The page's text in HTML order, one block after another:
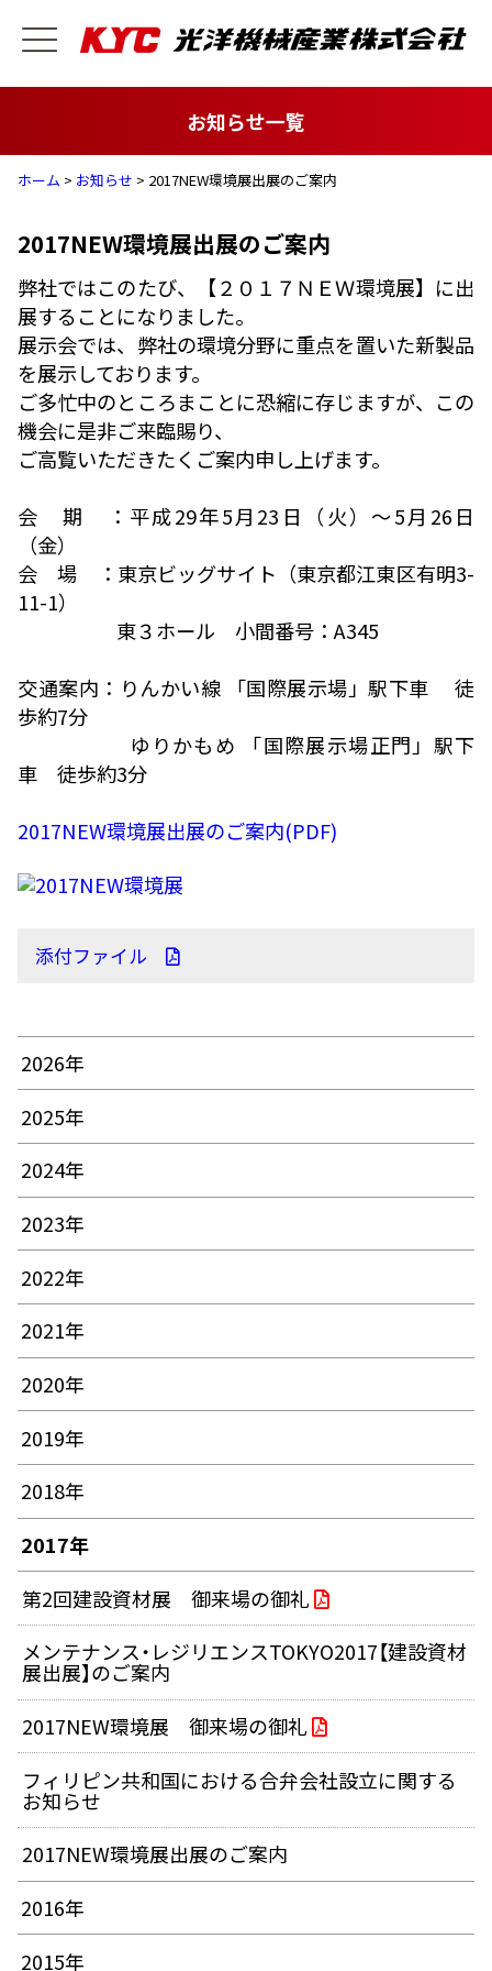
お知らせ一覧
ホーム > お知らせ > 2017NEW環境展出展のご案内
2017NEW環境展出展のご案内
弊社ではこのたび、【２０１７ＮＥＷ環境展】に出
展することになりました。
展示会では、弊社の環境分野に重点を置いた新製品
を展示しております。
ご多忙中のところまことに恐縮に存じますが、この
機会に是非ご来臨賜り、
ご高覧いただきたくご案内申し上げます。
会 期 ：平成29年5月23日（火）～5月26日
（金）
会 場 ：東京ビッグサイト（東京都江東区有明3-
11-1）
東３ホール 小間番号：A345
交通案内：りんかい線 「国際展示場」駅下車 徒
歩約7分
ゆりかもめ 「国際展示場正門」駅下
車 徒歩約3分
2017NEW環境展出展のご案内(PDF)
添付ファイル
2026年
2025年
2024年
2023年
2022年
2021年
2020年
2019年
2018年
2017年
第2回建設資材展 御来場の御礼
メンテナンス・レジリエンスTOKYO2017【建設資材
展出展】のご案内
2017NEW環境展 御来場の御礼
フィリピン共和国における合弁会社設立に関する
お知らせ
2017NEW環境展出展のご案内
2016年
2015年